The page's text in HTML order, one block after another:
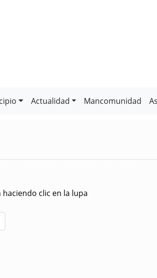
Actualidad Mancomunidad
clic en la lupa